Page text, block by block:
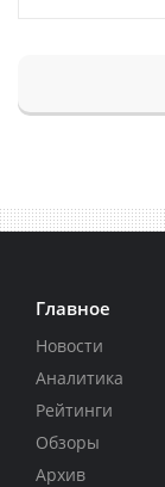
Главное
Новости
Аналитика
Рейтинги
Обзоры
Архив